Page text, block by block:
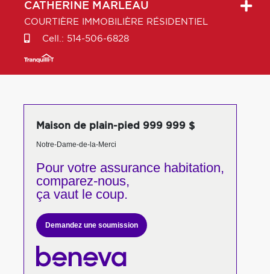
CATHERINE MARLEAU
COURTIÈRE IMMOBILIÈRE RÉSIDENTIEL
Cell.: 514-506-6828
Maison de plain-pied 999 999 $
Notre-Dame-de-la-Merci
Pour votreassurance habitation,
comparez-nous,
ça vaut le coup.
Demandez une soumission